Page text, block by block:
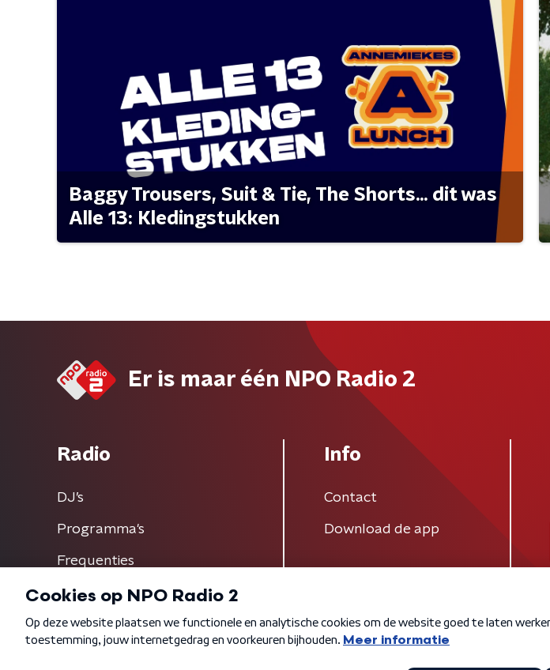
Baggy Trousers, Suit & Tie, The Shorts... dit was
Alle 13: Kledingstukken
Er is maar één NPO Radio 2
Radio
DJ’s
Programma's
Frequenties
Info
Contact
Download de app
Algemene voorwaarden Privacybeleid